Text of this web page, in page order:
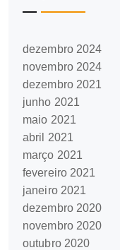
dezembro 2024
novembro 2024
dezembro 2021
junho 2021
maio 2021
abril 2021
março 2021
fevereiro 2021
janeiro 2021
dezembro 2020
novembro 2020
outubro 2020